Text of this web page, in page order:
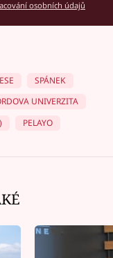
osobních údajů
SPÁNEK
UNIVERZITA
PELAYO